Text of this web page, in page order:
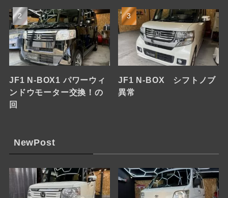
JF1 N-BOX1 パワーウィ
ンドウモーター交換！の
回
JF1 N-BOX シフトノブ
異常
NewPost